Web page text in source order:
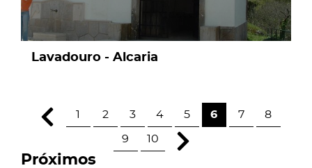
Lavadouro - Alcaria
1 2 3 4 5 6 7 8
9 10
Próximos